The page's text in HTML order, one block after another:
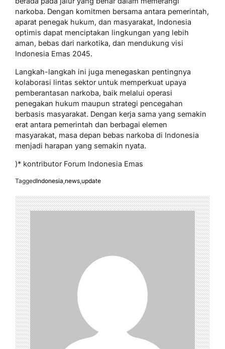
narkoba. Dengan komitmen bersama antara pemerintah,
aparat penegak hukum, dan masyarakat, Indonesia
optimis dapat menciptakan lingkungan yang lebih
aman, bebas dari narkotika, dan mendukung visi
Indonesia Emas 2045.
Langkah-langkah ini juga menegaskan pentingnya
kolaborasi lintas sektor untuk memperkuat upaya
pemberantasan narkoba, baik melalui operasi
penegakan hukum maupun strategi pencegahan
berbasis masyarakat. Dengan kerja sama yang semakin
erat antara pemerintah dan berbagai elemen
masyarakat, masa depan bebas narkoba di Indonesia
menjadi harapan yang semakin nyata.
)* kontributor Forum Indonesia Emas
TaggedIndonesia news update